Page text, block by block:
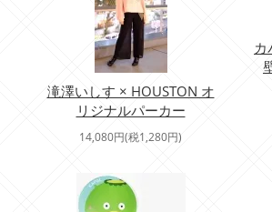
滝澤いしす × HOUSTON オ
リジナルパーカー
14,080円(税1,280円)